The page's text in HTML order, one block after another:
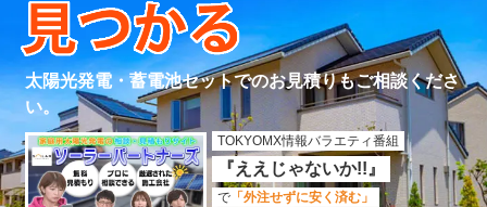
太陽光発電・蓄電池セットでのお見積りもご相談くださ
い。
TOKYOMX情報バラエティ番組
『ええじゃないか!!』
で 「外注せずに安く済む」